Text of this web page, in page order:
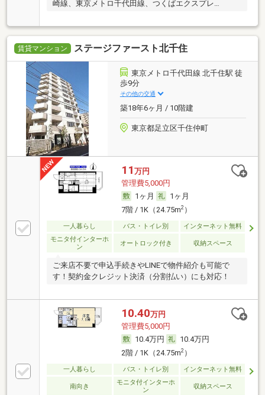
崎線、東京メトロ千代田線、つくばエクスプレ…
賃貸マンション ステージファースト北千住
東京メトロ千代田線 北千住駅 徒
歩9分
その他の交通
築18年6ヶ月 / 10階建
東京都足立区千住仲町
11 万円
管理費5,000円
1ヶ月
1ヶ月
7階 / 1K（24.75m2）
一人暮らし バス・トイレ別
インターネット無料
モニタ付インターホ
ン
オートロック付き 収納スペース
ご来店不要で申込手続きやLINEで物件紹介も可能で
す！契約金クレジット決済（分割払い）にも対応！
10.40万円
管理費5,000円
10.4万円
10.4万円
2階 / 1K（24.75m2）
一人暮らし バス・トイレ別 インターネット無料
南向き
モニタ付インターホ
ン
収納スペース